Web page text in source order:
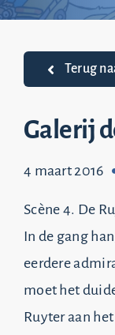
Over mij
Nieuws
Top 20
Terug
Galerij
4 maart 2016
Scène 4. De
In de gang
eerdere
moet het
Ruyter aan